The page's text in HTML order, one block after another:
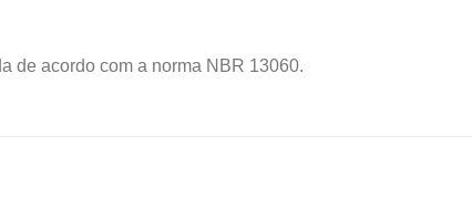
de acordo com a norma NBR 13060.